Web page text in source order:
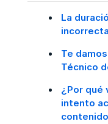
La
Te
Técnico
¿Por qué
intento